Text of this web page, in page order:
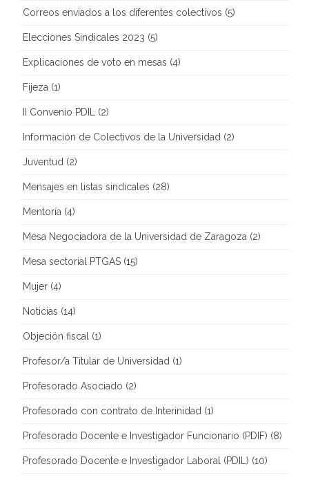
Correos enviados a los diferentes colectivos (5)
Elecciones Sindicales 2023 (5)
Explicaciones de voto en mesas (4)
Fijeza (1)
II Convenio PDIL (2)
Información de Colectivos de la Universidad (2)
Juventud (2)
Mensajes en listas sindicales (28)
Mentoría (4)
Mesa Negociadora de la Universidad de Zaragoza (2)
Mesa sectorial PTGAS (15)
Mujer (4)
Noticias (14)
Objeción fiscal (1)
Profesor/a Titular de Universidad (1)
Profesorado Asociado (2)
Profesorado con contrato de Interinidad (1)
Profesorado Docente e Investigador Funcionario (PDIF) (8)
Profesorado Docente e Investigador Laboral (PDIL) (10)